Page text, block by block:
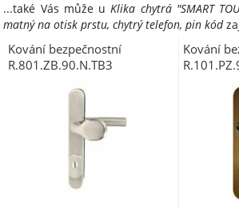
...také Vás může uKlika chytrá "SMART
matný na otisk prstu, chytrý telefon, pin kód
Kování bezpečnostní
R.801.ZB.90.N.TB3
nerez N s překrytím
Kování
klika/